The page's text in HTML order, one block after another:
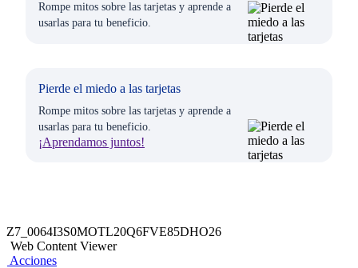
Rompe mitos sobre las tarjetas y aprende a
usarlas para tu beneficio.
Pierde el miedo a las tarjetas
Rompe mitos sobre las tarjetas y aprende a
usarlas para tu beneficio.
¡Aprendamos juntos!
Z7_0064I3S0MOTL20Q6FVE85DHO26
Web Content Viewer
Acciones